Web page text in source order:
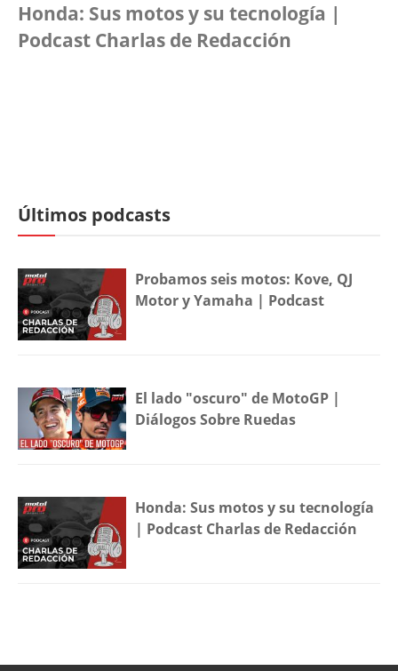
Honda: Sus motos y su tecnología |
Podcast Charlas de Redacción
Últimos podcasts
Probamos seis motos: Kove, QJ
Motor y Yamaha | Podcast
El lado "oscuro" de MotoGP |
Diálogos Sobre Ruedas
Honda: Sus motos y su tecnología
| Podcast Charlas de Redacción